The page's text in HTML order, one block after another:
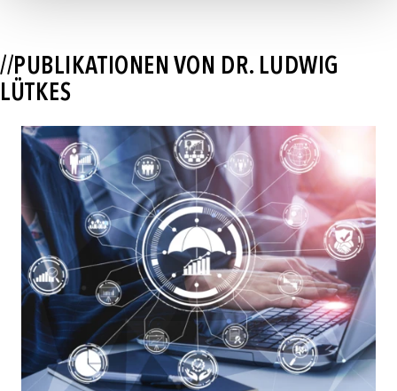
//PUBLIKATIONEN VON DR. LUDWIG
LÜTKES